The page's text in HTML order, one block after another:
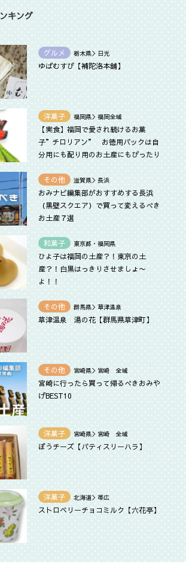
キング
グルメ 栃木県＞日光
ゆばむすび【補陀洛本舗】
洋菓子 福岡県＞福岡全域
【実食】福岡で愛され続けるお菓
子”チロリアン” お徳用パックは自
分用にも配り用のお土産にもぴったり
その他 滋賀県＞長浜
おみナビ編集部がおすすめする長浜
（黒壁スクエア）で買って変えるべき
お土産７選
和菓子 東京都・福岡県
ひよ子は福岡の土産？！東京の土
産？！白黒はっきりさせましょ〜
よ！！
その他 群馬県＞草津温泉
草津温泉 湯の花【群馬県草津町】
その他 宮崎県＞宮崎 全域
宮崎に行ったら買って帰るべきおみや
げBEST10
洋菓子 宮崎県＞宮崎 全域
ぼうチーズ【パティスリーハラ】
洋菓子 北海道＞帯広
ストロベリーチョコミルク【六花亭】